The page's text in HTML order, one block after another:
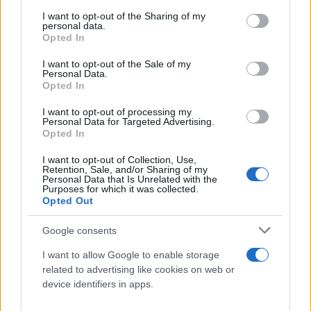
not limited to your visit or usage behaviour. You may click to
grant or deny consent to Google and its third-party tags to
use your data for below specified purposes in below Google
consent section.
I want to opt-out of the Sharing of my
personal data.
Opted In
I want to opt-out of the Sale of my
Personal Data.
Opted In
I want to opt-out of processing my
Personal Data for Targeted Advertising.
Opted In
I want to opt-out of Collection, Use,
Retention, Sale, and/or Sharing of my
Personal Data that Is Unrelated with the
Purposes for which it was collected.
Opted Out
Google consents
I want to allow Google to enable storage
related to advertising like cookies on web or
device identifiers in apps.
μακροοικονομικής σταθερότητας και την ενίσχυση
της αναπτυξιακής δυναμικής.
Σύμφωνα με την Εισηγητική Έκθεση του
Προϋπολογισμού 2026, η ελληνική οικονομία
προβλέπεται να αναπτυχθεί με ρυθμό 2,4% το
2026, έναντι 2,2% το 2025, διατηρώντας σαφή
Ευρωζώνης. Ο αποπληθωριστής του ΑΕΠ (2,3%) και
ο πληθωρισμός (περίπου 2,2%) συγκλίνουν προς
επίπεδα συμβατά με τη σταθερότητα τιμών, ενώ η
ανεργία συνεχίζει την καθοδική της πορεία. Οι
μακροοικονομικές παραδοχές του ΠΥ 2026
χαρακτηρίζονται από συντηρητική προσέγγιση,
χωρίς ενσωμάτωση σεναρίων υπεραπόδοσης, και